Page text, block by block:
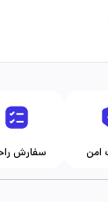
سفارش امن